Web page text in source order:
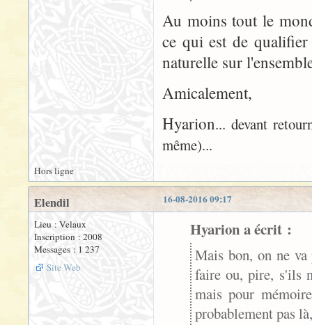
Au moins tout le
ce qui est de
naturelle sur
Amicalement,
Hyarion... devant
même)...
Hors ligne
16-08-2016 09:17
Elendil
Lieu : Velaux
Inscription : 2008
Messages : 1 237
Site Web
Hyarion a écrit :
Mais bon, on ne
faire ou, pire, s'ils
mais pour
probablement pas